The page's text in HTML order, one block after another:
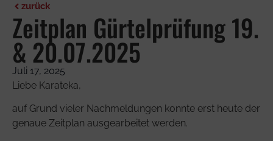
zurück
Zeitplan Gürtelprüfung 19.
& 20.07.2025
Juli 17, 2025
Liebe Karateka,
auf Grund vieler Nachmeldungen konnte erst heute der
genaue Zeitplan ausgearbeitet werden.